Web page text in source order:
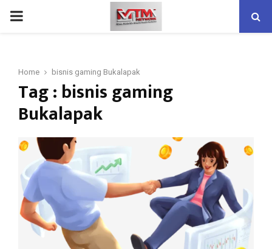
PRIMARY
Home bisnis gaming Bukalapak
Tag : bisnis gaming
Bukalapak